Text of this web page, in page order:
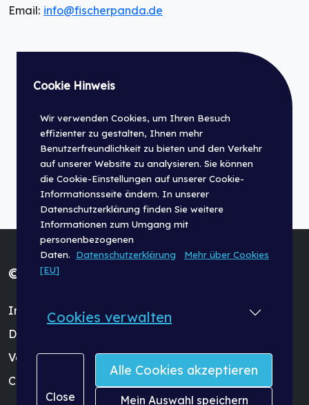
Cookie Hinweis
Wir verwenden Cookies, um Ihren Besuch
effizienter zu gestalten, Ihnen mehr
Benutzerfreundlichkeit zu bieten und den Verkehr
auf unserer Website zu analysieren. Sie können
die Cookie-Einstellungen auf unserer Cookie-
Informationsseite ändern. In unserer
Datenschutzerklärung finden Sie weitere
Informationen zum Umgang mit
personenbezogenen
Daten. Datenschutzerklärung
Mehr über Cookies
[EU]
Cookies verwalten
Close Mein Auswahl speichern
Alle Cookies akzeptieren
Email: info@fischerpanda.de
© Fischer Panda GmbH 2026
Impressum
Datenschutzerklärung
Vertreter Login
Cookie-Einstellungen